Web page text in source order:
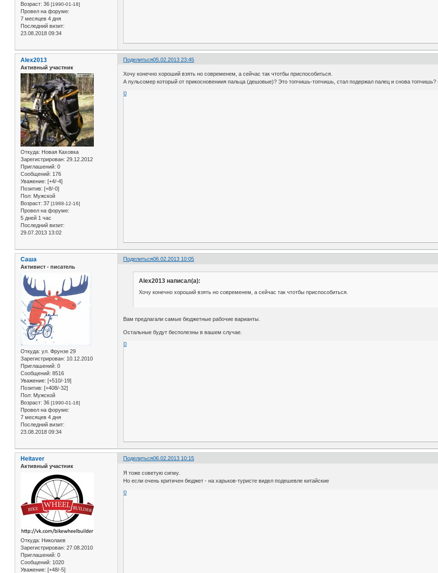
Возраст: 36 [1990-01-18]
Провел на форуме:
7 месяцев 4 дня
Последний визит:
23.08.2018 09:34
Поделиться05.02.2013 23:45
Alex2013
Активный участник
Откуда: Новая Каховка
Зарегистрирован: 29.12.2012
Приглашений: 0
Сообщений: 176
Уважение: [+4/-4]
Позитив: [+8/-0]
Пол: Мужской
Возраст: 37 [1988-12-16]
Провел на форуме:
5 дней 1 час
Последний визит:
29.07.2013 13:02
Хочу конечно хороший взять но современем, а сейчас так чтотбы приспособиться.
А пульсомер который от прикосновениия пальца (дешовые)? Это топчишь-топчишь, стал подержал палец и снова
0
Поделиться06.02.2013 10:05
Саша
Активист - писатель
Откуда: ул. Фрунзе 29
Зарегистрирован: 10.12.2010
Приглашений: 0
Сообщений: 8516
Уважение: [+510/-19]
Позитив: [+408/-32]
Пол: Мужской
Возраст: 36 [1990-01-18]
Провел на форуме:
7 месяцев 4 дня
Последний визит:
23.08.2018 09:34
Alex2013 написал(а):
Хочу конечно хороший взять но современем, а сейчас так чтотбы приспособиться.
Вам предлагали самые бюджетные рабочие варианты.
Остальные будут бесполезны в вашем случае.
0
Поделиться06.02.2013 10:15
Heitaver
Активный участник
Откуда: Николаев
Зарегистрирован: 27.08.2010
Приглашений: 0
Сообщений: 1020
Уважение: [+48/-5]
Я тоже советую сигму.
Но если очень критичен бюджет - на харьков-туристе видел подешевле китайские
0